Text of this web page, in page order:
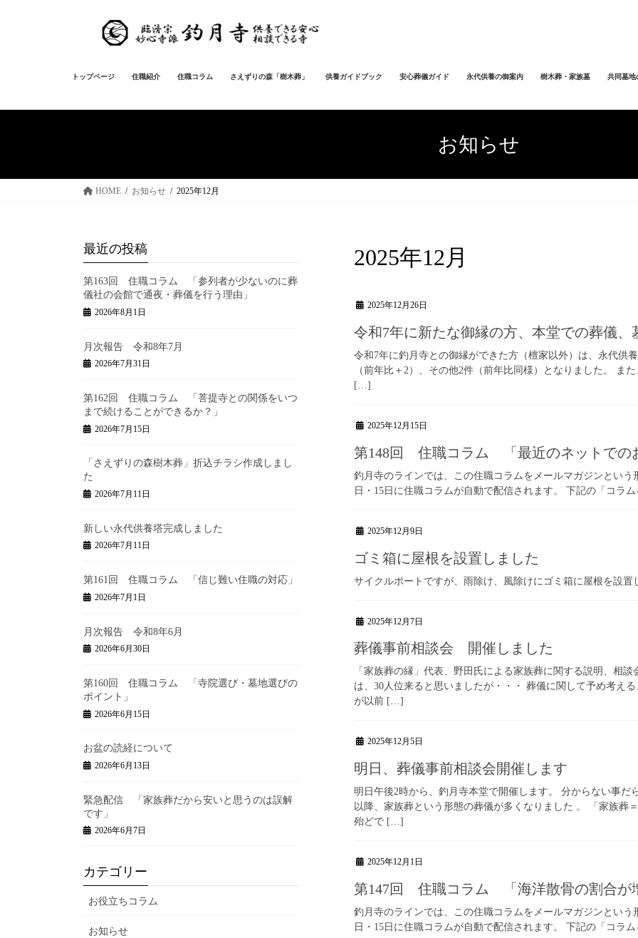
ス
ン
トップページ 住職紹介 住職コラム さえずりの森「樹木葬」 供養ガイドブック 安心葬儀ガイド 永代供養の御案内 樹木葬・家族墓 共同墓地
お知らせ
HOME お知らせ 2025年12月
2025年12月
2025年12月26日
令和7年に新たな御縁の方、本堂での葬儀、
令和7年に釣月寺との御縁ができた方（檀家以外）は、永代供
（前年比＋2）、その他2件（前年比同様）となりました。 ま
[…]
2025年12月15日
第148回 住職コラム 「最近のネットでの
釣月寺のラインでは、この住職コラムをメールマガジンとい
日・15日に住職コラムが自動で配信されます。 下記の「コラ
2025年12月9日
ゴミ箱に屋根を設置しました
サイクルポートですが、雨除け、風除けにゴミ箱に屋根を設置
2025年12月7日
葬儀事前相談会 開催しました
「家族葬の縁」代表、野田氏による家族葬に関する説明、相
は、30人位来ると思いましたが・・・ 葬儀に関して予め考え
が以前 […]
2025年12月5日
明日、葬儀事前相談会開催します
明日午後2時から、釣月寺本堂で開催します。 分からない事
以降、家族葬という形態の葬儀が多くなりました 。 「家族葬
殆どで […]
2025年12月1日
第147回 住職コラム 「海洋散骨の割合が
釣月寺のラインでは、この住職コラムをメールマガジンとい
日・15日に住職コラムが自動で配信されます。 下記の「コラ
最近の投稿
第163回 住職コラム 「参列者が少ないのに葬
儀社の会館で通夜・葬儀を行う理由」
2026年8月1日
月次報告 令和8年7月
2026年7月31日
第162回 住職コラム 「菩提寺との関係をいつ
まで続けることができるか？」
2026年7月15日
「さえずりの森樹木葬」折込チラシ作成しまし
た
2026年7月11日
新しい永代供養塔完成しました
2026年7月11日
第161回 住職コラム 「信じ難い住職の対応」
2026年7月1日
月次報告 令和8年6月
2026年6月30日
第160回 住職コラム 「寺院選び・墓地選びの
ポイント」
2026年6月15日
お盆の読経について
2026年6月13日
緊急配信 「家族葬だから安いと思うのは誤解
です」
2026年6月7日
カテゴリー
お役立ちコラム
お知らせ